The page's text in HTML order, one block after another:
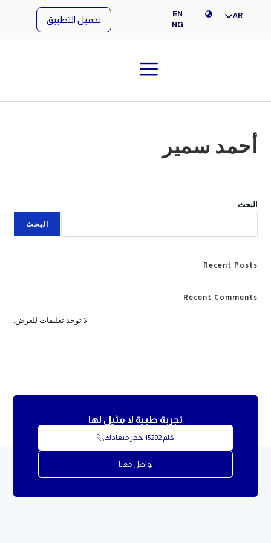
AR
EN
NG
تحميل التطبيق
أحمد سمير
البحث
البحث
Recent Posts
Recent Comments
لا توجد تعليقات للعرض.
تجربة طبية لا مثيل لها
كلم 15292 لحجز ميعادك
تواصل معنا